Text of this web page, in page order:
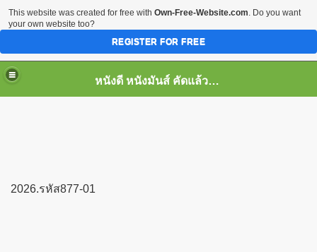
หนังดี หนังมันส์ คัดแล้ว เพื่อคุณ
2026.รหัส877-01
This website was created for free with Own-Free-Website.com. Do you want
your own website too?
REGISTER FOR FREE